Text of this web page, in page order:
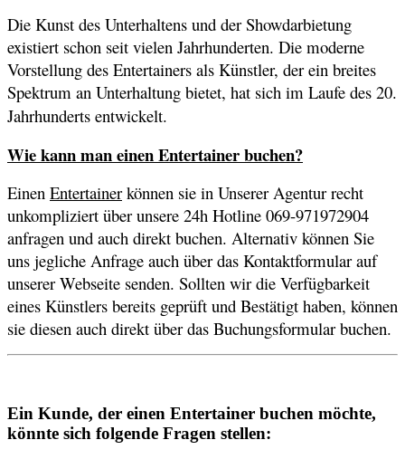
Die Kunst des Unterhaltens und der Showdarbietung
existiert schon seit vielen Jahrhunderten. Die moderne
Vorstellung des Entertainers als Künstler, der ein breites
Spektrum an Unterhaltung bietet, hat sich im Laufe des 20.
Jahrhunderts entwickelt.
Wie kann man einen Entertainer buchen?
Einen Entertainer können sie in Unserer Agentur recht
unkompliziert über unsere 24h Hotline 069-971972904
anfragen und auch direkt buchen. Alternativ können Sie
uns jegliche Anfrage auch über das Kontaktformular auf
unserer Webseite senden. Sollten wir die Verfügbarkeit
eines Künstlers bereits geprüft und Bestätigt haben, können
sie diesen auch direkt über das Buchungsformular buchen.
Ein Kunde, der einen Entertainer buchen möchte,
könnte sich folgende Fragen stellen: